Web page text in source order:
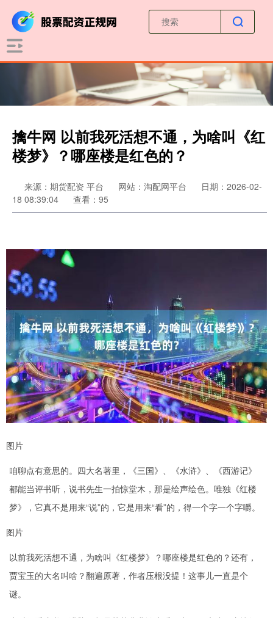
擒牛网 以前我死活想不通，为啥叫《红
楼梦》？哪座楼是红色的？
来源：期货配资 平台 网站：淘配网平台
日期：2026-02-
18 08:39:04
查看：95
图片
咱聊点有意思的。四大名著里，《三国》、《水浒》、《西游记》
都能当评书听，说书先生一拍惊堂木，那是绘声绘色。唯独《红楼
梦》，它真不是用来“说”的，它是用来“看”的，得一个字一个字嚼。
图片
以前我死活想不通，为啥叫《红楼梦》？哪座楼是红色的？还有，
贾宝玉的大名叫啥？翻遍原著，作者压根没提！这事儿一直是个
谜。